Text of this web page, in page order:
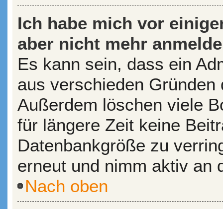
Ich habe mich vor
aber nicht mehr
Es kann sein, dass ein
aus verschieden
Außerdem löschen viele
für längere Zeit keine
Datenbankgröße zu
erneut und nimm aktiv an
Nach oben